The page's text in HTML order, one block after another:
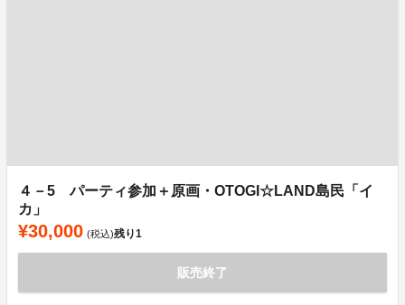
４－5 パーティ参加＋原画・OTOGI☆LAND島民「イ
カ」
¥30,000 (税込)残り1
販売終了